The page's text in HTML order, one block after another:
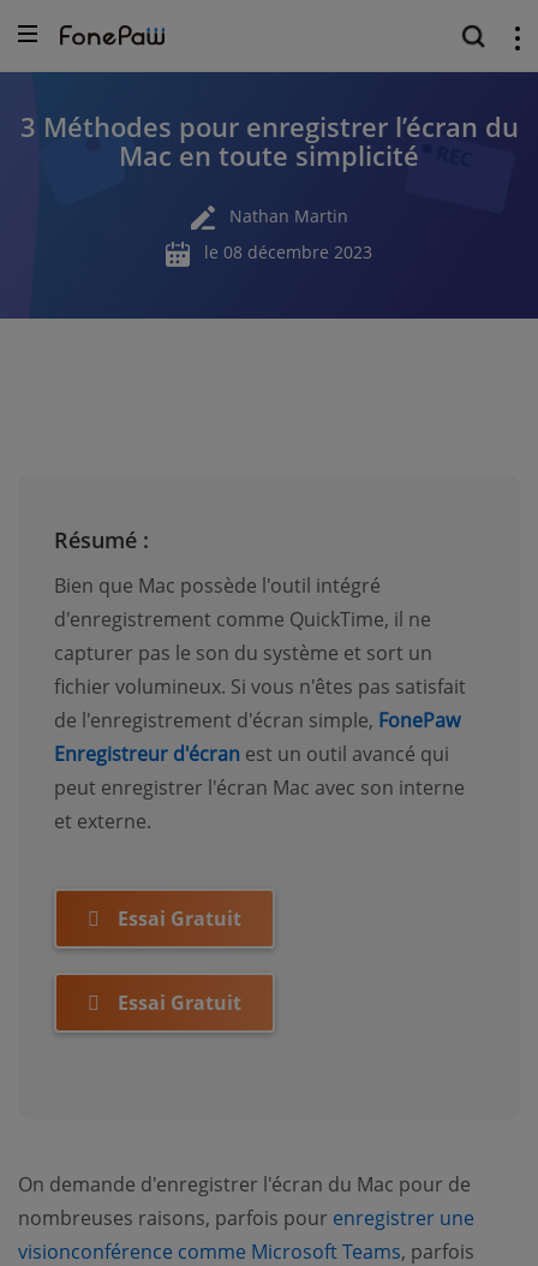
3 Méthodes pour enregistrer l’écran du
Mac en toute simplicité
Nathan Martin
le 08 décembre 2023
Résumé :
Bien que Mac possède l'outil intégré
d'enregistrement comme QuickTime, il ne
capturer pas le son du système et sort un
fichier volumineux. Si vous n'êtes pas satisfait
de l'enregistrement d'écran simple, FonePaw
Enregistreur d'écran est un outil avancé qui
peut enregistrer l'écran Mac avec son interne
et externe.
Essai Gratuit
Essai Gratuit
On demande d'enregistrer l'écran du Mac pour de
nombreuses raisons, parfois pour enregistrer une
visionconférence comme Microsoft Teams, parfois